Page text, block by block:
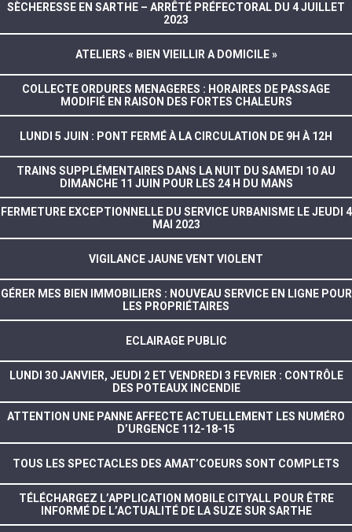
SÈCHERESSE EN SARTHE – ARRÊTÉ PRÉFECTORAL DU 4 JUILLET
2023
ATELIERS « BIEN VIEILLIR A DOMICILE »
COLLECTE ORDURES MENAGERES : HORAIRES DE PASSAGE
MODIFIÉ EN RAISON DES FORTES CHALEURS
LUNDI 5 JUIN : PONT FERMÉ À LA CIRCULATION DE 9H À 12H
TRAINS SUPPLÉMENTAIRES DANS LA NUIT DU SAMEDI 10 AU
DIMANCHE 11 JUIN POUR LES 24 H DU MANS
FERMETURE EXCEPTIONNELLE DU SERVICE URBANISME LE JEUDI 4
MAI 2023
VIGILANCE JAUNE VENT VIOLENT
GÉRER MES BIEN IMMOBILIERS : NOUVEAU SERVICE EN LIGNE POUR
LES PROPRIÉTAIRES
ECLAIRAGE PUBLIC
LUNDI 30 JANVIER, JEUDI 2 ET VENDREDI 3 FEVRIER : CONTRÔLE
DES POTEAUX INCENDIE
ATTENTION UNE PANNE AFFECTE ACTUELLEMENT LES NUMÉRO
D’URGENCE 112-18-15
TOUS LES SPECTACLES DES AMAT’COEURS SONT COMPLETS
TÉLÉCHARGEZ L’APPLICATION MOBILE CITYALL POUR ÊTRE
INFORMÉ DE L’ACTUALITÉ DE LA SUZE SUR SARTHE